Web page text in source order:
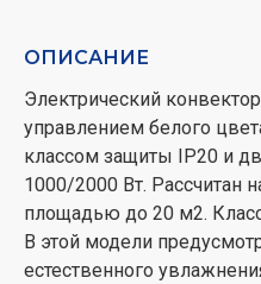
ОПИСАНИЕ
Электрический
управлением белого
классом защиты IP20 и
1000/2000 Вт. Рассчитан
площадью до 20 м2.
В этой модели
естественного